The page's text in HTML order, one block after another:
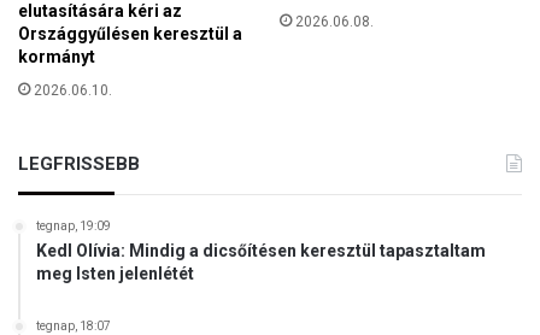
elutasítására kéri az
Országgyűlésen keresztül a
kormányt
2026.06.10.
2026.06.08.
LEGFRISSEBB
tegnap, 19:09
Kedl Olívia: Mindig a dicsőítésen keresztül tapasztaltam
meg Isten jelenlétét
tegnap, 18:07